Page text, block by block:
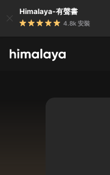
Himalaya-有聲書
4.8k 安裝